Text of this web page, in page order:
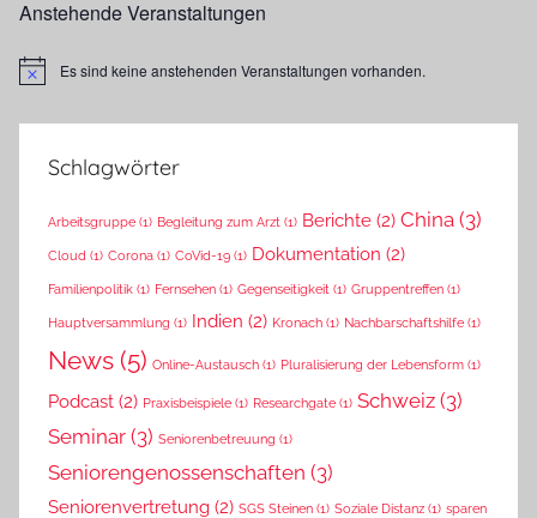
Anstehende Veranstaltungen
HinweisEs sind keine anstehenden Veranstaltungen vorhanden.
Schlagwörter
Arbeitsgruppe (1) Begleitung zum Arzt (1) Berichte (2) China (3)
Cloud (1) Corona (1) CoVid-19 (1) Dokumentation (2)
Familienpolitik (1) Fernsehen (1) Gegenseitigkeit (1) Gruppentreffen (1)
Hauptversammlung (1) Indien (2) Kronach (1) Nachbarschaftshilfe (1)
News (5) Online-Austausch (1) Pluralisierung der Lebensform (1)
Podcast (2) Praxisbeispiele (1) Researchgate (1) Schweiz (3)
Seminar (3) Seniorenbetreuung (1)
Seniorengenossenschaften (3)
Seniorenvertretung (2) SGS Steinen (1) Soziale Distanz (1) sparen